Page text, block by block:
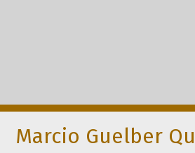
Marcio Guelber